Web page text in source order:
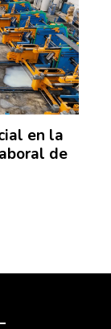
en la
de